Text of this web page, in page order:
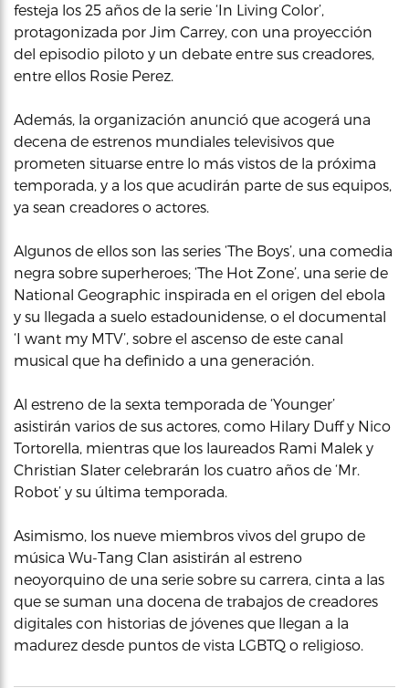
festeja los 25 años de la serie ‘In Living Color’,
protagonizada por Jim Carrey, con una proyección
del episodio piloto y un debate entre sus creadores,
entre ellos Rosie Perez.
Además, la organización anunció que acogerá una
decena de estrenos mundiales televisivos que
prometen situarse entre lo más vistos de la próxima
temporada, y a los que acudirán parte de sus equipos,
ya sean creadores o actores.
Algunos de ellos son las series ‘The Boys’, una comedia
negra sobre superheroes; ‘The Hot Zone’, una serie de
National Geographic inspirada en el origen del ebola
y su llegada a suelo estadounidense, o el documental
‘I want my MTV’, sobre el ascenso de este canal
musical que ha definido a una generación.
Al estreno de la sexta temporada de ‘Younger’
asistirán varios de sus actores, como Hilary Duff y Nico
Tortorella, mientras que los laureados Rami Malek y
Christian Slater celebrarán los cuatro años de ‘Mr.
Robot’ y su última temporada.
Asimismo, los nueve miembros vivos del grupo de
música Wu-Tang Clan asistirán al estreno
neoyorquino de una serie sobre su carrera, cinta a las
que se suman una docena de trabajos de creadores
digitales con historias de jóvenes que llegan a la
madurez desde puntos de vista LGBTQ o religioso.